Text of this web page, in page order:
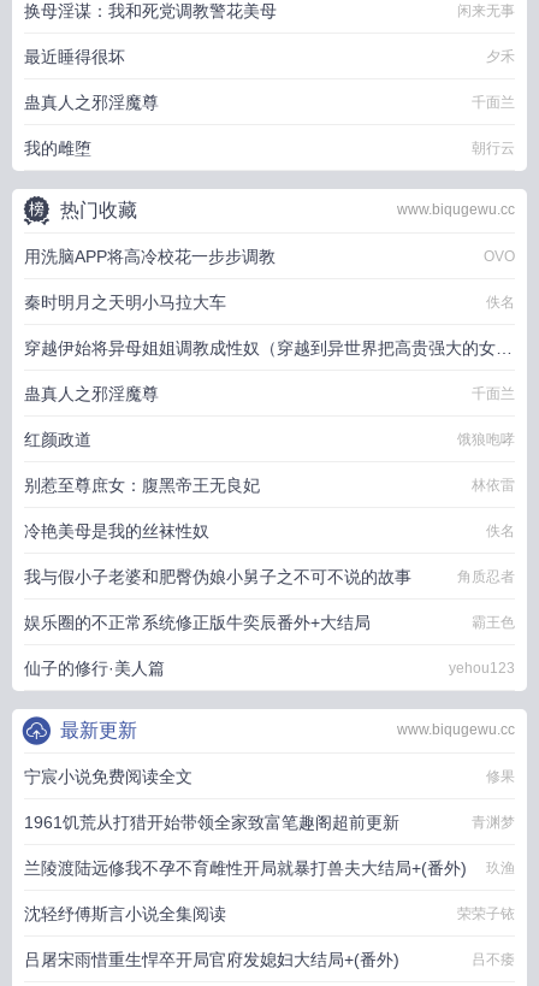
换母淫谋：我和死党调教警花美母 闲来无事
最近睡得很坏 夕禾
蛊真人之邪淫魔尊 千面兰
我的雌堕 朝行云
www.biqugewu.cc
热门收藏
用洗脑APP将高冷校花一步步调教 OVO
秦时明月之天明小马拉大车 佚名
穿越伊始将异母姐姐调教成性奴（穿越到异世界把高贵强大的女性
征服至胯下） dark
蛊真人之邪淫魔尊 千面兰
红颜政道 饿狼咆哮
别惹至尊庶女：腹黑帝王无良妃 林依雷
冷艳美母是我的丝袜性奴 佚名
我与假小子老婆和肥臀伪娘小舅子之不可不说的故事 角质忍者
娱乐圈的不正常系统修正版牛奕辰番外+大结局 霸王色
仙子的修行·美人篇 yehou123
www.biqugewu.cc
最新更新
宁宸小说免费阅读全文 修果
1961饥荒从打猎开始带领全家致富笔趣阁超前更新 青渊梦
兰陵渡陆远修我不孕不育雌性开局就暴打兽夫大结局+(番外) 玖渔
沈轻纾傅斯言小说全集阅读 荣荣子铱
吕屠宋雨惜重生悍卒开局官府发媳妇大结局+(番外) 吕不痿